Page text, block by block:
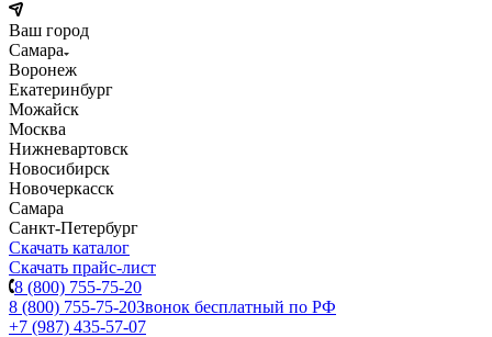
Ваш город
Самара
Воронеж
Екатеринбург
Можайск
Москва
Нижневартовск
Новосибирск
Новочеркасск
Самара
Санкт-Петербург
Скачать каталог
Скачать прайс-лист
8 (800) 755-75-20
8 (800) 755-75-20Звонок бесплатный по РФ
+7 (987) 435-57-07